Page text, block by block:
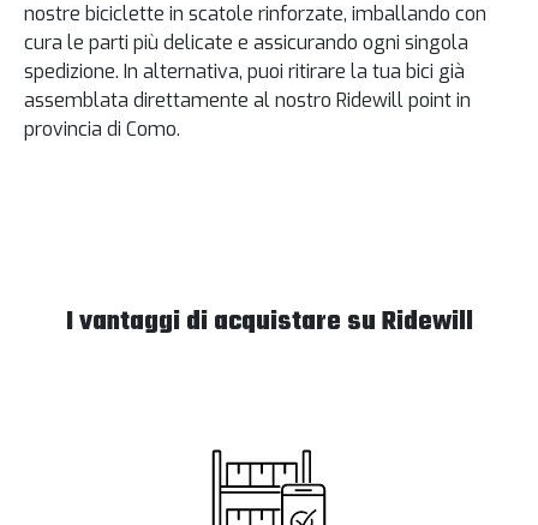
nostre biciclette in scatole rinforzate, imballando con
cura le parti più delicate e assicurando ogni singola
spedizione. In alternativa, puoi ritirare la tua bici già
assemblata direttamente al nostro Ridewill point in
provincia di Como.
I vantaggi di acquistare su Ridewill